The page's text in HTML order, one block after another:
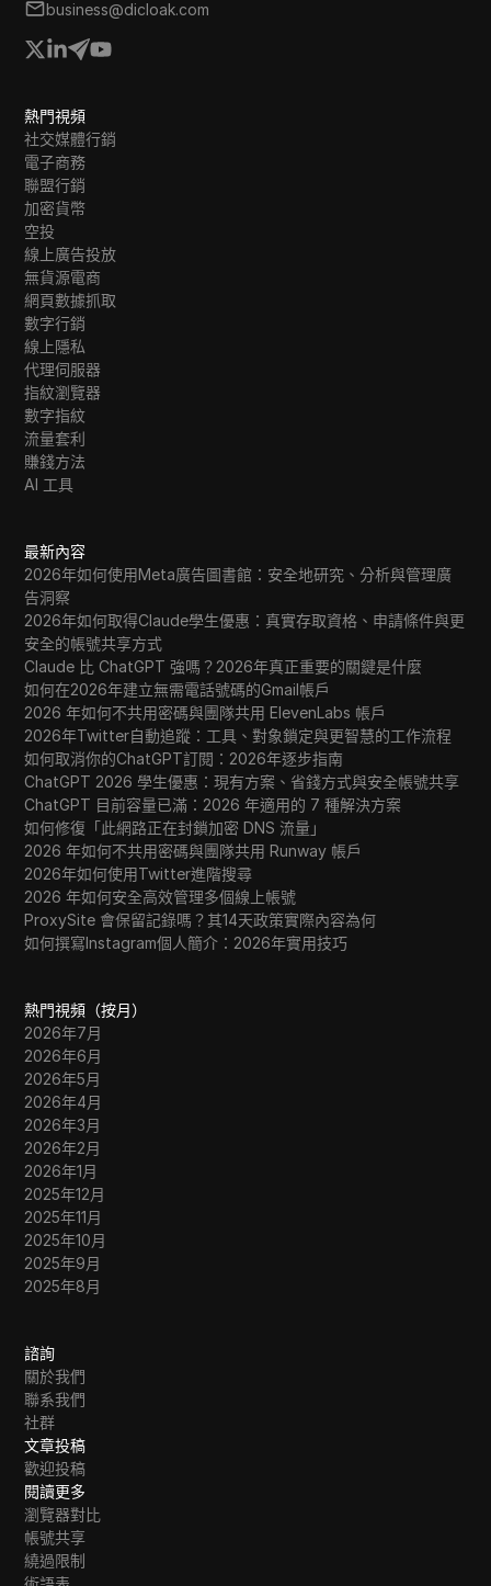
business@dicloak.com
熱門視頻
社交媒體行銷
電子商務
聯盟行銷
加密貨幣
空投
線上廣告投放
無貨源電商
網頁數據抓取
數字行銷
線上隱私
代理伺服器
指紋瀏覽器
數字指紋
流量套利
賺錢方法
AI 工具
最新內容
2026年如何使用Meta廣告圖書館：安全地研究、分析與管理廣
告洞察
2026年如何取得Claude學生優惠：真實存取資格、申請條件與更
安全的帳號共享方式
Claude 比 ChatGPT 強嗎？2026年真正重要的關鍵是什麼
如何在2026年建立無需電話號碼的Gmail帳戶
2026 年如何不共用密碼與團隊共用 ElevenLabs 帳戶
2026年Twitter自動追蹤：工具、對象鎖定與更智慧的工作流程
如何取消你的ChatGPT訂閱：2026年逐步指南
ChatGPT 2026 學生優惠：現有方案、省錢方式與安全帳號共享
ChatGPT 目前容量已滿：2026 年適用的 7 種解決方案
如何修復「此網路正在封鎖加密 DNS 流量」
2026 年如何不共用密碼與團隊共用 Runway 帳戶
2026年如何使用Twitter進階搜尋
2026 年如何安全高效管理多個線上帳號
ProxySite 會保留記錄嗎？其14天政策實際內容為何
如何撰寫Instagram個人簡介：2026年實用技巧
熱門視頻（按月）
2026年7月
2026年6月
2026年5月
2026年4月
2026年3月
2026年2月
2026年1月
2025年12月
2025年11月
2025年10月
2025年9月
2025年8月
諮詢
關於我們
聯系我們
社群
文章投稿
歡迎投稿
閱讀更多
瀏覽器對比
帳號共享
繞過限制